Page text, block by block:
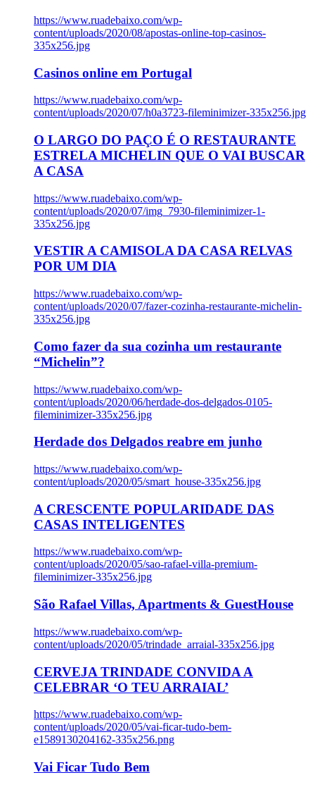
https://www.ruadebaixo.com/wp-
content/uploads/2020/08/apostas-online-top-casinos-
335x256.jpg
Casinos online em Portugal
https://www.ruadebaixo.com/wp-
content/uploads/2020/07/h0a3723-fileminimizer-335x256.jpg
O LARGO DO PAÇO É O RESTAURANTE
ESTRELA MICHELIN QUE O VAI BUSCAR
A CASA
https://www.ruadebaixo.com/wp-
content/uploads/2020/07/img_7930-fileminimizer-1-
335x256.jpg
VESTIR A CAMISOLA DA CASA RELVAS
POR UM DIA
https://www.ruadebaixo.com/wp-
content/uploads/2020/07/fazer-cozinha-restaurante-michelin-
335x256.jpg
Como fazer da sua cozinha um restaurante
“Michelin”?
https://www.ruadebaixo.com/wp-
content/uploads/2020/06/herdade-dos-delgados-0105-
fileminimizer-335x256.jpg
Herdade dos Delgados reabre em junho
https://www.ruadebaixo.com/wp-
content/uploads/2020/05/smart_house-335x256.jpg
A CRESCENTE POPULARIDADE DAS
CASAS INTELIGENTES
https://www.ruadebaixo.com/wp-
content/uploads/2020/05/sao-rafael-villa-premium-
fileminimizer-335x256.jpg
São Rafael Villas, Apartments & GuestHouse
https://www.ruadebaixo.com/wp-
content/uploads/2020/05/trindade_arraial-335x256.jpg
CERVEJA TRINDADE CONVIDA A
CELEBRAR ‘O TEU ARRAIAL’
https://www.ruadebaixo.com/wp-
content/uploads/2020/05/vai-ficar-tudo-bem-
e1589130204162-335x256.png
Vai Ficar Tudo Bem